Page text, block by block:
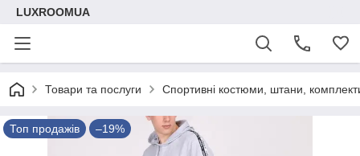
LUXROOMUА
Товари та послуги Спортивні костюми, штани,
Топ продажів –19%